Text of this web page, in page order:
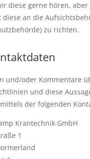
diese gerne hören, aber
diese an die
zu richten.
und/oder Kommentare
und diese
der folgenden
Krantechnik GmbH
1